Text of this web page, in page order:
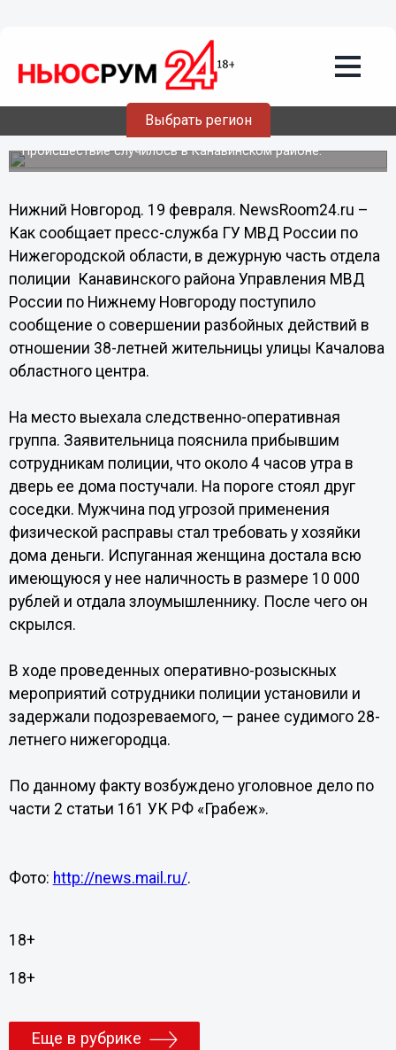
Выбрать регион
19.02.201421:31
Нижегородец ночью ограбил знакомую
своей соседки
Происшествие случилось в Канавинском районе.
Нижний Новгород. 19 февраля. NewsRoom24.ru –
Как сообщает пресс-служба ГУ МВД России по
Нижегородской области, в дежурную часть отдела
полиции Канавинского района Управления МВД
России по Нижнему Новгороду поступило
сообщение о совершении разбойных действий в
отношении 38-летней жительницы улицы Качалова
областного центра.
На место выехала следственно-оперативная
группа. Заявительница пояснила прибывшим
сотрудникам полиции, что около 4 часов утра в
дверь ее дома постучали. На пороге стоял друг
соседки. Мужчина под угрозой применения
физической расправы стал требовать у хозяйки
дома деньги. Испуганная женщина достала всю
имеющуюся у нее наличность в размере 10 000
рублей и отдала злоумышленнику. После чего он
скрылся.
В ходе проведенных оперативно-розыскных
мероприятий сотрудники полиции установили и
задержали подозреваемого, — ранее судимого 28-
летнего нижегородца.
По данному факту возбуждено уголовное дело по
части 2 статьи 161 УК РФ «Грабеж».
Фото: http://news.mail.ru/.
18+
18+
Еще в рубрике